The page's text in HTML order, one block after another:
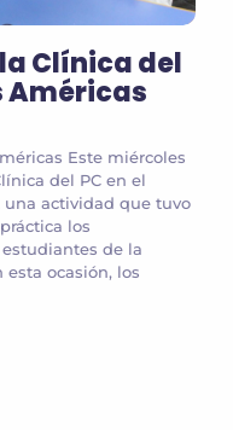
Clínica del
Américas
Este miércoles
del PC en el
una actividad que tuvo
los
de la
ocasión, los